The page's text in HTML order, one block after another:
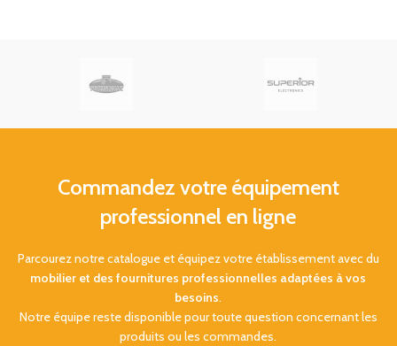
Commandez votre équipement
professionnel en ligne
Parcourez notre catalogue et équipez votre établissement avec du
mobilier et des fournitures professionnelles adaptées à vos
besoins.
Notre équipe reste disponible pour toute question concernant les
produits ou les commandes.